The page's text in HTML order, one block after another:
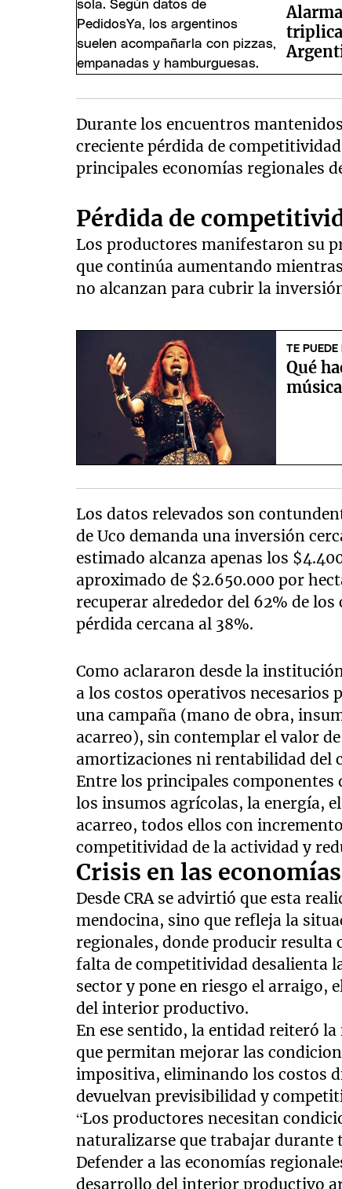
Durante los encuentros
creciente pérdida de
principales economías regionales
Pérdida de
Los productores manifestaron su
que continúa aumentando
no alcanzan para cubrir la
TE PUEDE
Qué
Los datos relevados son
de Uco demanda una inversión
estimado alcanza apenas los
aproximado de $2.650.000 por
recuperar alrededor del 62% de
pérdida cercana al 38%.
Como aclararon desde la
a los costos operativos necesarios
una campaña (mano de obra,
acarreo), sin contemplar el valor
amortizaciones ni rentabilidad del
Entre los principales componentes
los insumos agrícolas, la energía,
acarreo, todos ellos con
competitividad de la actividad y
Crisis en las
Desde CRA se advirtió que esta
mendocina, sino que refleja la
regionales, donde producir resulta
falta de competitividad desalienta
sector y pone en riesgo el arraigo,
del interior productivo.
En ese sentido, la entidad reiteró
que permitan mejorar las
impositiva, eliminando los costos
devuelvan previsibilidad y
“Los productores necesitan
naturalizarse que trabajar durante
Defender a las economías
desarrollo del interior productivo